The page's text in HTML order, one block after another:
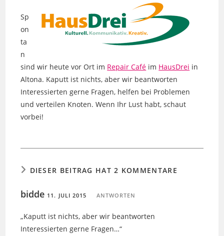
Sp
on
ta
n
sind wir heute vor Ort im Repair Café im HausDrei in
Altona. Kaputt ist nichts, aber wir beantworten
Interessierten gerne Fragen, helfen bei Problemen
und verteilen Knoten. Wenn Ihr Lust habt, schaut
vorbei!
DIESER BEITRAG HAT 2 KOMMENTARE
bidde 11. JULI 2015 ANTWORTEN
„Kaputt ist nichts, aber wir beantworten
Interessierten gerne Fragen…“